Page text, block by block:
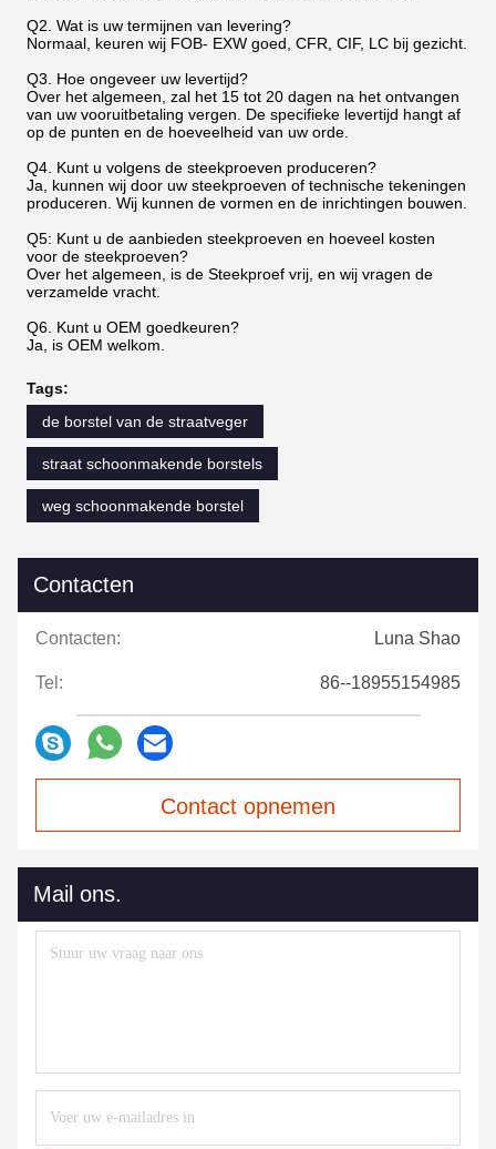
Q2. Wat is uw termijnen van levering?
Normaal, keuren wij FOB- EXW goed, CFR, CIF, LC bij gezicht.
Q3. Hoe ongeveer uw levertijd?
Over het algemeen, zal het 15 tot 20 dagen na het ontvangen
van uw vooruitbetaling vergen. De specifieke levertijd hangt af
op de punten en de hoeveelheid van uw orde.
Q4. Kunt u volgens de steekproeven produceren?
Ja, kunnen wij door uw steekproeven of technische tekeningen
produceren. Wij kunnen de vormen en de inrichtingen bouwen.
Q5: Kunt u de aanbieden steekproeven en hoeveel kosten
voor de steekproeven?
Over het algemeen, is de Steekproef vrij, en wij vragen de
verzamelde vracht.
Q6. Kunt u OEM goedkeuren?
Ja, is OEM welkom.
Tags:
de borstel van de straatveger
straat schoonmakende borstels
weg schoonmakende borstel
Contacten
Contacten: Luna Shao
Tel: 86--18955154985
Contact opnemen
Mail ons.